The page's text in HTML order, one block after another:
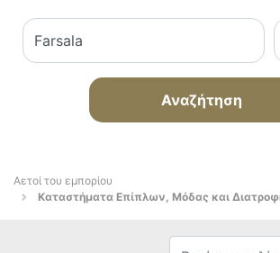
Αναζήτηση
Αετοί του εμπορίου
Καταστήματα Επίπλων, Μόδας και